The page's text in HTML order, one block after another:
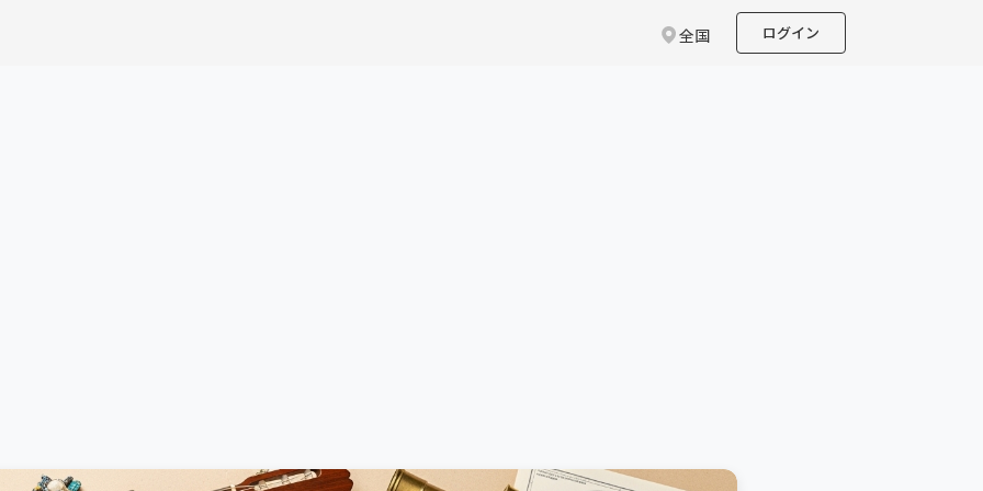
全国 ログイン